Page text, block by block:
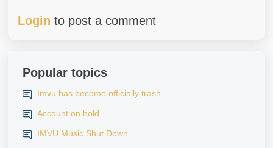
Login to post a comment
Popular topics
Imvu has become officially trash
Account on hold
IMVU Music Shut Down